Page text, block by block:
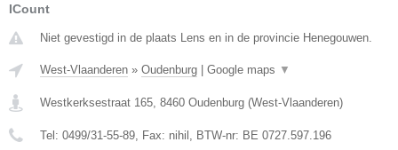
ICount
Niet gevestigd in de plaats Lens en in de provincie Henegouwen.
West-Vlaanderen » Oudenburg Google maps ▼
Westkerksestraat 165, 8460 Oudenburg (West-Vlaanderen)
Tel: 0499/31-55-89, Fax: nihil , BTW-nr: BE 0727.597.196